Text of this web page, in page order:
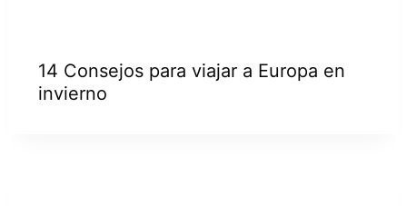
14 Consejos para viajar a Europa en
invierno